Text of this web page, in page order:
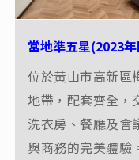
當地準五星(2023
位於黃山市高新區
地帶，配套齊全，
洗衣房、餐廳及會
與商務的完美體驗